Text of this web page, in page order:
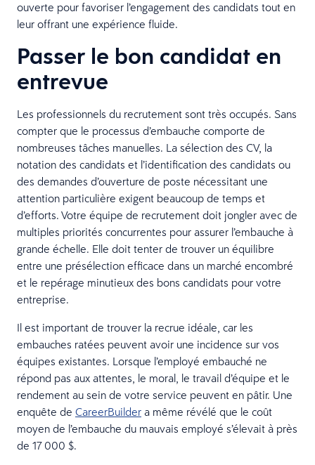
ouverte pour favoriser l’engagement des candidats tout en
leur offrant une expérience fluide.
Passer le bon candidat en
entrevue
Les professionnels du recrutement sont très occupés. Sans
compter que le processus d’embauche comporte de
nombreuses tâches manuelles. La sélection des CV, la
notation des candidats et l’identification des candidats ou
des demandes d’ouverture de poste nécessitant une
attention particulière exigent beaucoup de temps et
d’efforts. Votre équipe de recrutement doit jongler avec de
multiples priorités concurrentes pour assurer l’embauche à
grande échelle. Elle doit tenter de trouver un équilibre
entre une présélection efficace dans un marché encombré
et le repérage minutieux des bons candidats pour votre
entreprise.
Il est important de trouver la recrue idéale, car les
embauches ratées peuvent avoir une incidence sur vos
équipes existantes. Lorsque l’employé embauché ne
répond pas aux attentes, le moral, le travail d’équipe et le
rendement au sein de votre service peuvent en pâtir. Une
enquête de CareerBuilder a même révélé que le coût
moyen de l’embauche du mauvais employé s’élevait à près
de 17 000 $.